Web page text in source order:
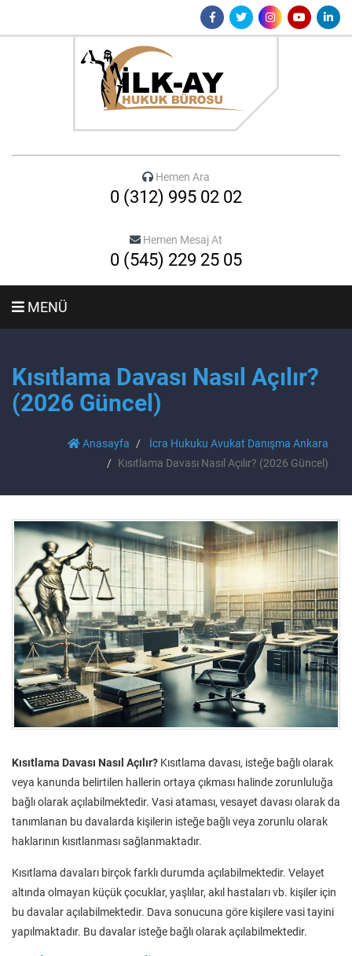
Hemen Ara
0 (312) 995 02 02
Hemen Mesaj At
0 (545) 229 25 05
MENÜ
Kısıtlama Davası Nasıl Açılır?
(2026 Güncel)
Anasayfa
İcra Hukuku Avukat Danışma Ankara
Kısıtlama Davası Nasıl Açılır? (2026 Güncel)
Kısıtlama Davası Nasıl Açılır? Kısıtlama davası, isteğe bağlı olarak
veya kanunda belirtilen hallerin ortaya çıkması halinde zorunluluğa
bağlı olarak açılabilmektedir. Vasi ataması, vesayet davası olarak da
tanımlanan bu davalarda kişilerin isteğe bağlı veya zorunlu olarak
haklarının kısıtlanması sağlanmaktadır.
Kısıtlama davaları birçok farklı durumda açılabilmektedir. Velayet
altında olmayan küçük çocuklar, yaşlılar, akıl hastaları vb. kişiler için
bu davalar açılabilmektedir. Dava sonucuna göre kişilere vasi tayini
yapılmaktadır. Bu davalar isteğe bağlı olarak açılabilmektedir.